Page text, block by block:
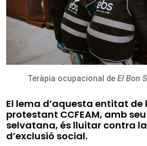
Teràpia ocupacional de El Bon
El lema d’aquesta entitat de
protestant CCFEAM, amb
selvatana, és lluitar contra
d’exclusió social.